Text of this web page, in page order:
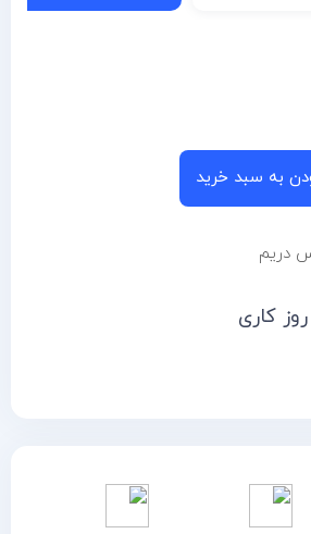
به سبد خرید
دریم